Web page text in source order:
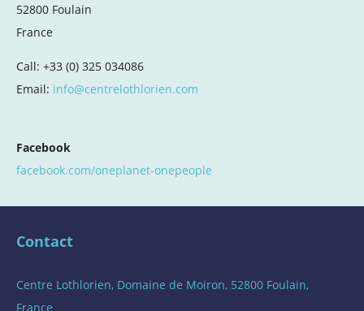
52800 Foulain
France
Call: +33 (0) 325 034086
Email: info@centrelothlorien.com
Facebook
facebook.com/oneplanet-onepeople
Contact
Centre Lothlorien, Domaine de Moiron, 52800 Foulain,
France